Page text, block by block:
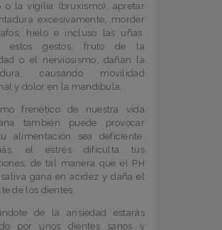
o la vigilia (bruxismo), apretar
excesivamente, morder
hielo e incluso las uñas.
estos gestos, fruto de la
o el nerviosismo, dañan la
causando movilidad
y dolor en la mandíbula.
frenético de nuestra vida
también puede provocar
alimentación sea deficiente.
el estrés dificulta tus
de tal manera que el PH
gana en acidez y daña el
de los dientes.
de la ansiedad estarás
por unos dientes sanos y